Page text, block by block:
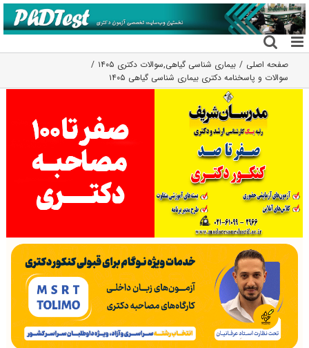
رفتن
به
محتوا
صفحه اصلی بیماری شناسی گیاهی,سوالات دکتری ۱۴۰۵
سوالات و پاسخنامه دکتری بیماری شناسی گیاهی ۱۴۰۵